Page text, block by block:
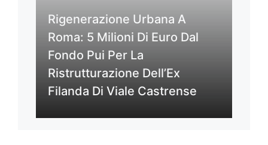
Rigenerazione Urbana A
Roma: 5 Milioni Di Euro Dal
Fondo Pui Per La
Ristrutturazione Dell’Ex
Filanda Di Viale Castrense